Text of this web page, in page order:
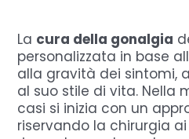
La cura della gonalgia
personalizzata in base
alla gravità dei sintomi,
al suo stile di vita. Nella
casi si inizia con un
riservando la chirurgia